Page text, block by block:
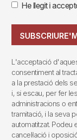
He llegit i
L'acceptació
consentiment al
a la prestació dels
i, si escau, per fer
administracions o
tramitació, i la seva
automatitzat. Podeu
cancel·lació i